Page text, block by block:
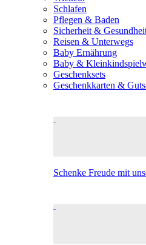
Schlafen
Pflegen & Baden
Sicherheit &
Reisen & Unterwegs
Baby Ernährung
Baby &
Geschenksets
Geschenkkarten &
Schenke Freude mit